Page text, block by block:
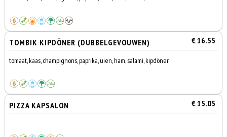
TOMBIK KIPDÖNER (DUBBELGEVOUWEN) € 16.55
tomaat, kaas, champignons, paprika, uien, ham, salami, kipdöner
PIZZA KAPSALON € 15.05